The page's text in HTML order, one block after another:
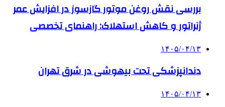
بررسی نقش روغن موتور گازسوز در افزایش عمر
ژنراتور و کاهش استهلاک: راهنمای تخصصی
۱۴۰۵/۰۴/۱۳
دندانپزشکی تحت بیهوشی در شرق تهران
۱۴۰۵/۰۴/۱۳